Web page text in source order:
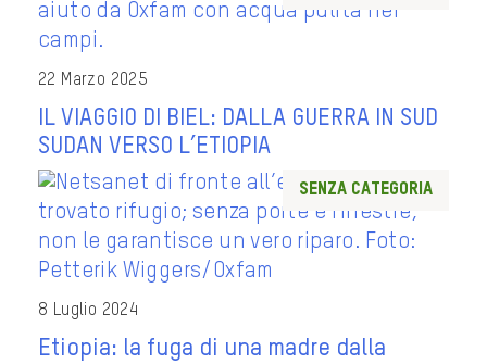
22 Marzo 2025
IL VIAGGIO DI BIEL: DALLA GUERRA IN SUD
SUDAN VERSO L’ETIOPIA
Senza categoria
8 Luglio 2024
Etiopia: la fuga di una madre dalla